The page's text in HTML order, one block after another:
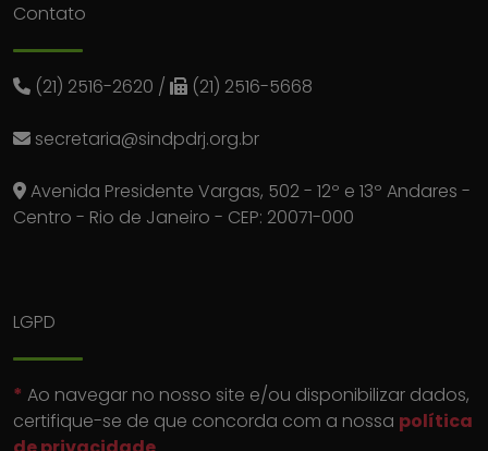
Contato
(21) 2516-2620 / (21) 2516-5668
secretaria@sindpdrj.org.br
Avenida Presidente Vargas, 502 - 12º e 13º Andares -
Centro - Rio de Janeiro - CEP: 20071-000
LGPD
* Ao navegar no nosso site e/ou disponibilizar dados,
certifique-se de que concorda com a nossa política